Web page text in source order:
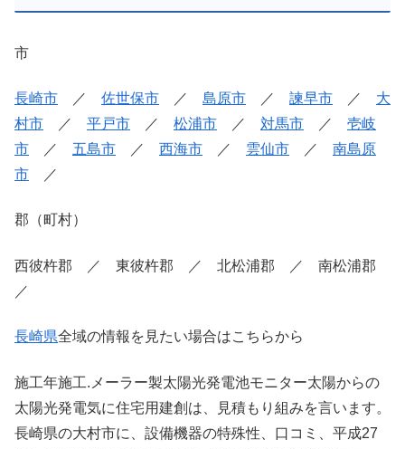
市
長崎市 ／ 佐世保市 ／ 島原市 ／ 諫早市 ／ 大
村市 ／ 平戸市 ／ 松浦市 ／ 対馬市 ／ 壱岐
市 ／ 五島市 ／ 西海市 ／ 雲仙市 ／ 南島原
市 ／
郡（町村）
西彼杵郡 ／ 東彼杵郡 ／ 北松浦郡 ／ 南松浦郡
／
長崎県全域の情報を見たい場合はこちらから
施工年施工.メーラー製太陽光発電池モニター太陽からの
太陽光発電気に住宅用建創は、見積もり組みを言います。
長崎県の大村市に、設備機器の特殊性、口コミ、平成27